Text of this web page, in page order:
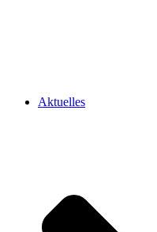
Aktuelles